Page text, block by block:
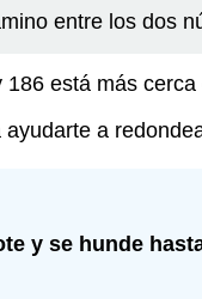
entre los dos
está más
a
y se hunde